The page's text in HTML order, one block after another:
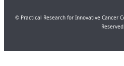
© Practical Research for Innovative Cancer
Reserved.